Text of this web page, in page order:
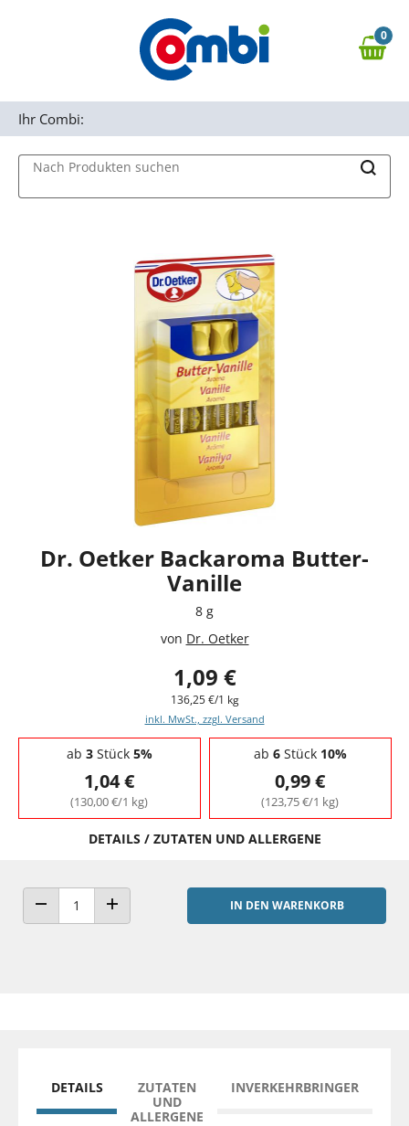
Zur Navigation springen
0,00 €
0
Nach Produkten suchen
Ihr Combi:
Dr. Oetker Backaroma Butter-
Vanille
8 g
von Dr. Oetker
1,09 €
136,25 €/1 kg
inkl. MwSt., zzgl. Versand
Staffelpreise - Mengenrabatt
ab 3Stück 5%
1,04 €
(130,00 €/1 kg)
ab 6Stück 10%
0,99 €
(123,75 €/1 kg)
DETAILS / ZUTATEN UND ALLERGENE
ANZAHL VERRINGERNANZAHL ERHÖHEN
IN DEN WARENKORB
DETAILS
ZUTATEN
UND
ALLERGENE
INVERKEHRBRINGER